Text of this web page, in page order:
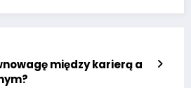
między karierą a